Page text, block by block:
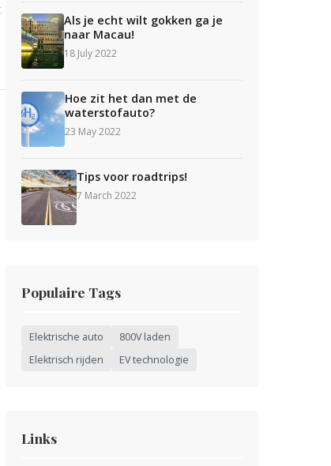
Als je echt wilt gokken ga je
naar Macau!
18 July 2022
Hoe zit het dan met de
waterstofauto?
23 May 2022
Tips voor roadtrips!
7 March 2022
Populaire Tags
Elektrische auto
800V laden
Elektrisch rijden
EV technologie
Links